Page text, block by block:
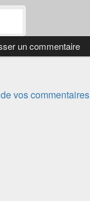
vos commentaires